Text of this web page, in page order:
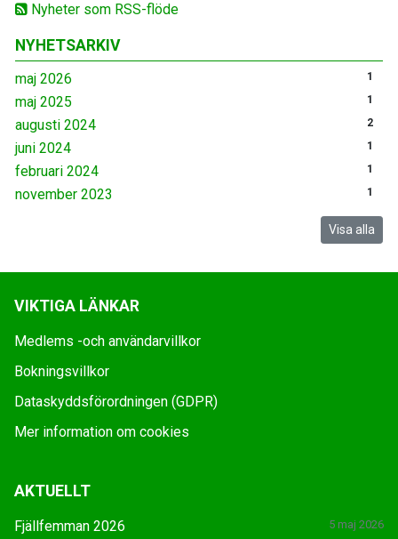
Nyheter som RSS-flöde
NYHETSARKIV
maj 2026 1
maj 2025 1
augusti 2024 2
juni 2024 1
februari 2024 1
november 2023 1
Visa alla
VIKTIGA LÄNKAR
Medlems -och användarvillkor
Bokningsvillkor
Dataskyddsförordningen (GDPR)
Mer information om cookies
AKTUELLT
Fjällfemman 2026 5 maj 2026